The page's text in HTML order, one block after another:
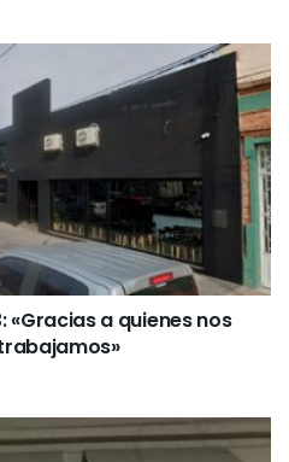
«Gracias a quienes nos